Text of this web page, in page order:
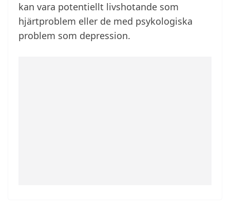
kan vara potentiellt livshotande som
hjärtproblem eller de med psykologiska
problem som depression.